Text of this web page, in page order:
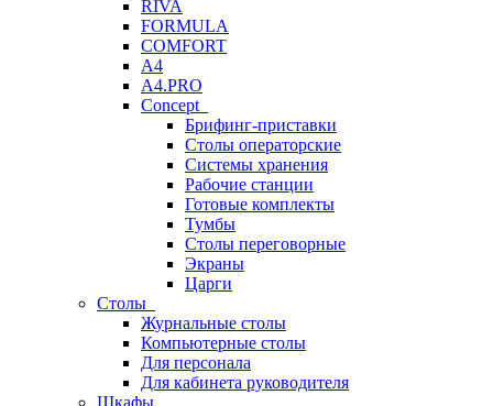
RIVA
FORMULA
COMFORT
A4
A4.PRO
Concept
Брифинг-приставки
Столы операторские
Системы хранения
Рабочие станции
Готовые комплекты
Тумбы
Столы переговорные
Экраны
Царги
Столы
Журнальные столы
Компьютерные столы
Для персонала
Для кабинета руководителя
Шкафы